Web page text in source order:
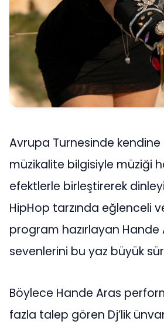
Avrupa Turnesinde kendine
müzikalite bilgisiyle müziği
efektlerle birleştirerek
HipHop tarzında eğlenceli
program hazırlayan Hande
sevenlerini bu yaz büyük
Böylece Hande Aras
fazla talep gören Dj’lik